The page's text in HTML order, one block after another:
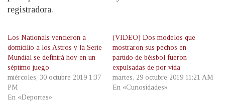
registradora.
Los Nationals vencieron a
domicilio a los Astros y la Serie
Mundial se definirá hoy en un
séptimo juego
miércoles, 30 octubre 2019 1:37
PM
En «Deportes»
(VIDEO) Dos modelos que
mostraron sus pechos en
partido de béisbol fueron
expulsadas de por vida
martes, 29 octubre 2019 11:21 AM
En «Curiosidades»